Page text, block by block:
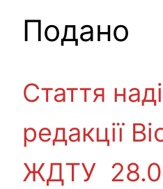
Подано
Стаття
редакції
ЖДТУ